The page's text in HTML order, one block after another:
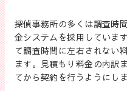
探偵事務所の多くは調査時
金システムを採用していま
て調査時間に左右されない
ます。見積もり料金の内訳
てから契約を行うようにし